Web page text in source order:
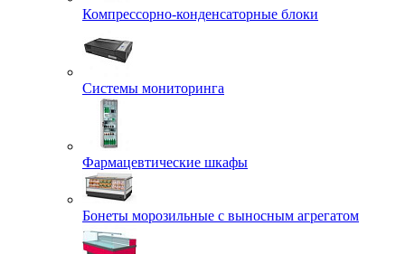
Компрессорно-конденсаторные блоки
Системы мониторинга
Фармацевтические шкафы
Бонеты морозильные с выносным агрегатом